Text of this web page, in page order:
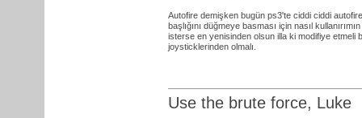
Autofire demişken bugün ps3'te ciddi ciddi
başlığını düğmeye basması için nasıl
isterse en yenisinden olsun illa ki modifiye etmeli
joysticklerinden olmalı.
Use the brute force, Luke